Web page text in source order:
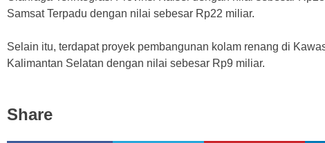
Samsat Terpadu dengan nilai sebesar Rp22 miliar.
Selain itu, terdapat proyek​​​​​​ pembangunan kolam renang di
Kalimantan Selatan dengan nilai sebesar Rp9 miliar.
Share